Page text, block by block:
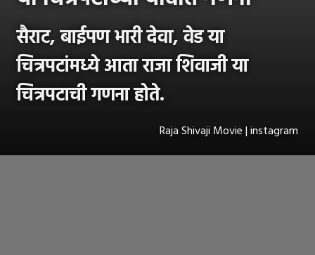
सैराट, बाईपण भारी देवा, वेड या
चित्रपटांमध्ये आता राजा शिवाजी या
चित्रपटाची गणना होते.
Raja Shivaji Movie | instagram